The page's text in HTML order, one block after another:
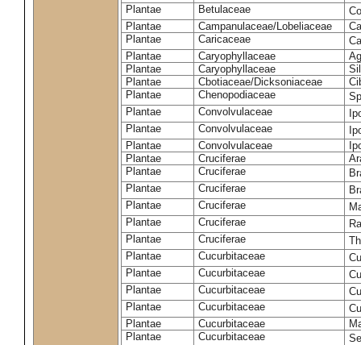
Plantae
Betulaceae
Plantae
Campanulaceae/Lobeliaceae
Plantae
Caricaceae
Plantae
Caryophyllaceae
Plantae
Caryophyllaceae
Plantae
Cbotiaceae/Dicksoniaceae
Plantae
Chenopodiaceae
Plantae
Convolvulaceae
Plantae
Convolvulaceae
Plantae
Convolvulaceae
Plantae
Cruciferae
Plantae
Cruciferae
Plantae
Cruciferae
Plantae
Cruciferae
Plantae
Cruciferae
Plantae
Cruciferae
Plantae
Cucurbitaceae
Plantae
Cucurbitaceae
Plantae
Cucurbitaceae
Plantae
Cucurbitaceae
Plantae
Cucurbitaceae
Plantae
Cucurbitaceae